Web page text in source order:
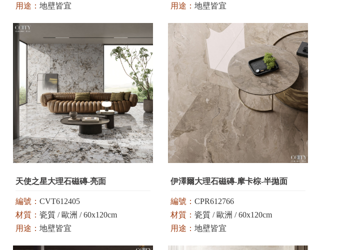
用途： 地壁皆宜
用途： 地壁皆宜
天使之星大理石磁磚-亮面
編號： CVT612405
材質： 瓷質 / 歐洲 / 60x120cm
用途： 地壁皆宜
伊澤爾大理石磁磚-摩卡棕-半拋面
編號： CPR612766
材質： 瓷質 / 歐洲 / 60x120cm
用途： 地壁皆宜